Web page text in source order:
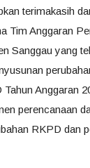
terimakasih
Tim Anggaran
Sanggau yang
Anggaran
perencanaan
RKPD dan